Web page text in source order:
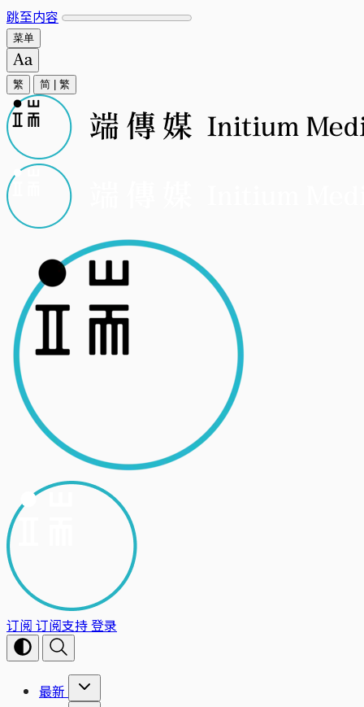
跳至内容
菜单
繁 简 繁
订阅 订阅支持登录
最新